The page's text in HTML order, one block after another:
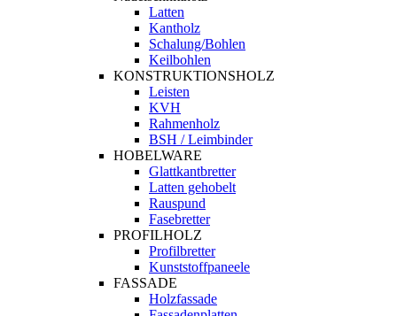
Latten
Kantholz
Schalung/Bohlen
Keilbohlen
KONSTRUKTIONSHOLZ
Leisten
KVH
Rahmenholz
BSH / Leimbinder
HOBELWARE
Glattkantbretter
Latten gehobelt
Rauspund
Fasebretter
PROFILHOLZ
Profilbretter
Kunststoffpaneele
FASSADE
Holzfassade